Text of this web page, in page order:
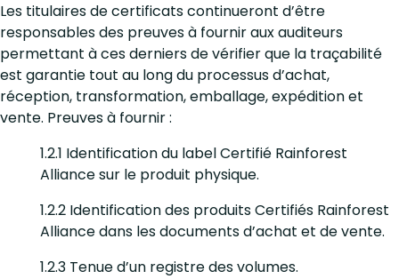
Les titulaires de certificats continueront d’être
responsables des preuves à fournir aux auditeurs
permettant à ces derniers de vérifier que la traçabilité
est garantie tout au long du processus d’achat,
réception, transformation, emballage, expédition et
vente. Preuves à fournir :
1.2.1 Identification du label Certifié Rainforest
Alliance sur le produit physique.
1.2.2 Identification des produits Certifiés Rainforest
Alliance dans les documents d’achat et de vente.
1.2.3 Tenue d’un registre des volumes.